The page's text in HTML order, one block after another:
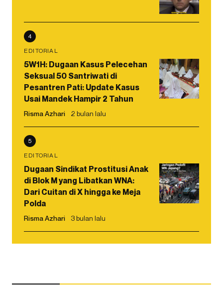
4
EDITORIAL
5W1H: Dugaan Kasus Pelecehan
Seksual 50 Santriwati di
Pesantren Pati: Update Kasus
Usai Mandek Hampir 2 Tahun
Risma Azhari 2 bulan lalu
5
EDITORIAL
Dugaan Sindikat Prostitusi Anak
di Blok M yang Libatkan WNA:
Dari Cuitan di X hingga ke Meja
Polda
Risma Azhari 3 bulan lalu